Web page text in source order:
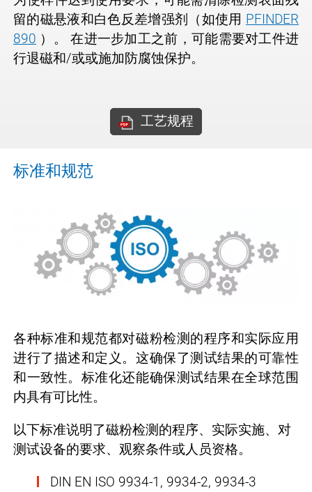
留的磁悬液和白色反差增强剂（如使用 PFINDER
890 ）。 在进一步加工之前，可能需要对工件进
行退磁和/或或施加防腐蚀保护。
工艺规程
标准和规范
各种标准和规范都对磁粉检测的程序和实际应用
进行了描述和定义。这确保了测试结果的可靠性
和一致性。标准化还能确保测试结果在全球范围
内具有可比性。
以下标准说明了磁粉检测的程序、实际实施、对
测试设备的要求、观察条件或人员资格。
DIN EN ISO 9934-1, 9934-2, 9934-3